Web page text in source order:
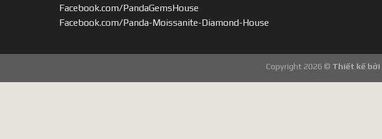
Facebook.com/PandaGemsHouse
Facebook.com/Panda-Moissanite-Diamond-House
Copyright 2026 © Thiết kế bởi